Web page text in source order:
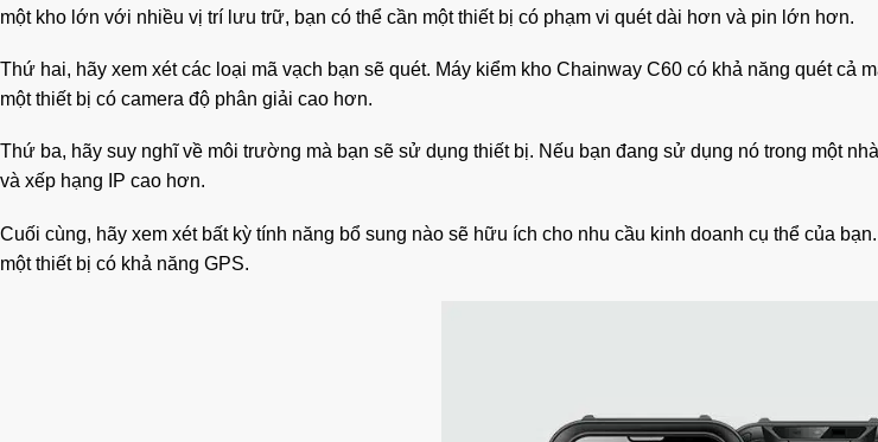
một kho lớn với nhiều vị trí lưu trữ, bạn có thể cần một thiết bị có phạm vi quét dài hơn và pin lớn hơn.
Thứ hai, hãy xem xét các loại mã vạch bạn sẽ quét. Máy kiểm kho Chainway C60 có khả năng quét cả
một thiết bị có camera độ phân giải cao hơn.
Thứ ba, hãy suy nghĩ về môi trường mà bạn sẽ sử dụng thiết bị. Nếu bạn đang sử dụng nó trong một
và xếp hạng IP cao hơn.
Cuối cùng, hãy xem xét bất kỳ tính năng bổ sung nào sẽ hữu ích cho nhu cầu kinh doanh cụ thể của
một thiết bị có khả năng GPS.